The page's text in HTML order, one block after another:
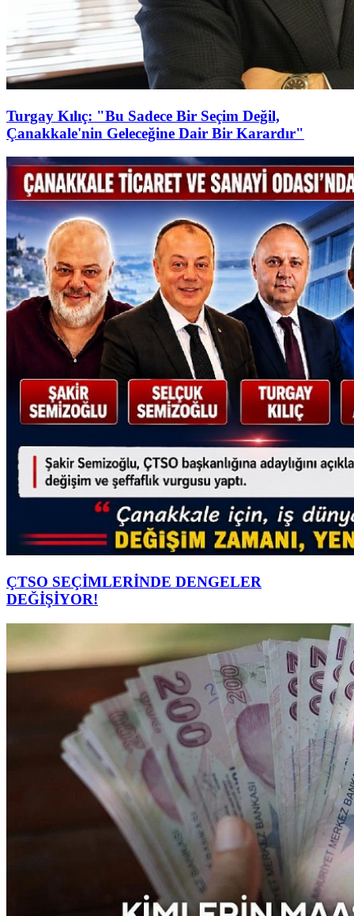
Turgay Kılıç: "Bu Sadece Bir Seçim Değil,
Çanakkale'nin Geleceğine Dair Bir Karardır"
ÇTSO SEÇİMLERİNDE DENGELER
DEĞİŞİYOR!